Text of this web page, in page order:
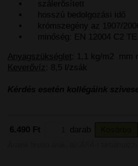
szálerõsített
hosszú bedolgozási idő
krómszegény az 1907/
minőség: EN 12004 C2 TE
Anyagszükséglet: 1,1 kg/m2 mm
Keverővíz : 8,5 l/zsák
Kérdés esetén kollégáink
6.490 Ft darab